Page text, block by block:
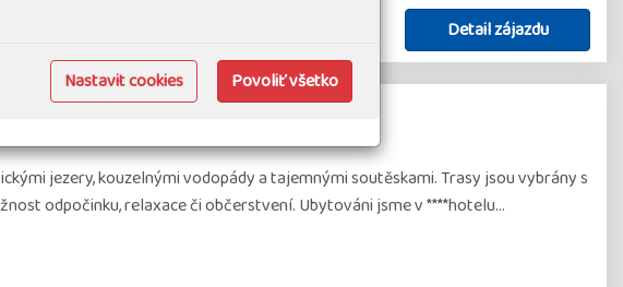
Detail zájazdu
Julských Alp - Bled
jezery, kouzelnými vodopády a tajemnými soutěskami. Trasy jsou vybrány s
odpočinku, relaxace či občerstvení. Ubytováni jsme v ****hotelu…
Nastavit cookies Povoliť všetko